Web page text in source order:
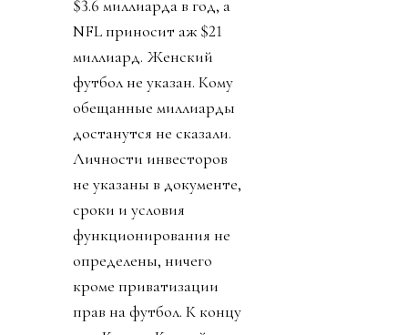
$3.6 миллиарда в год, а
NFL приносит аж $21
миллиард. Женский
футбол не указан. Кому
обещанные миллиарды
достанутся не сказали.
Личности инвесторов
не указаны в документе,
сроки и условия
функционирования не
определены, ничего
кроме приватизации
прав на футбол. К концу